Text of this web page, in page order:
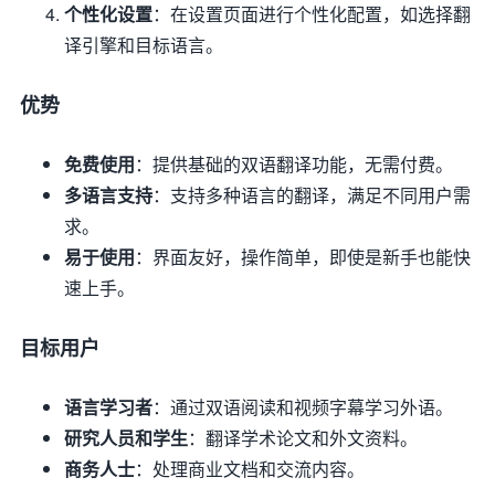
个性化设置：在设置页面进行个性化配置，如选择翻
译引擎和目标语言。
优势
免费使用：提供基础的双语翻译功能，无需付费。
多语言支持：支持多种语言的翻译，满足不同用户需
求。
易于使用：界面友好，操作简单，即使是新手也能快
速上手。
目标用户
语言学习者：通过双语阅读和视频字幕学习外语。
研究人员和学生：翻译学术论文和外文资料。
商务人士：处理商业文档和交流内容。